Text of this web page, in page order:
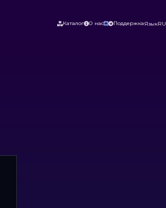
КаталогО насПоддержкаЯзыкRU